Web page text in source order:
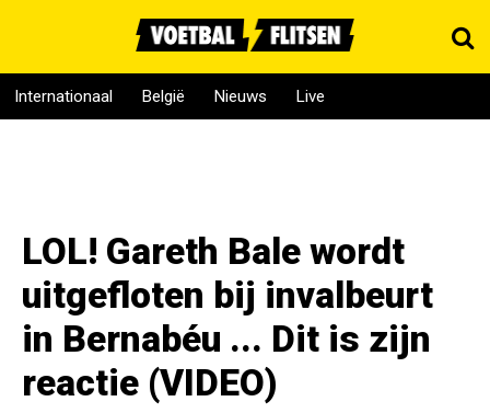
Internationaal België Nieuws Live
LOL! Gareth Bale wordt
uitgefloten bij invalbeurt
in Bernabéu ... Dit is zijn
reactie (VIDEO)